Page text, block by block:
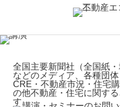
全国主要新聞社（全国紙
などのメディア、各種団
CRE・不動産市況・住宅
の他不動産・住宅に関す
す。